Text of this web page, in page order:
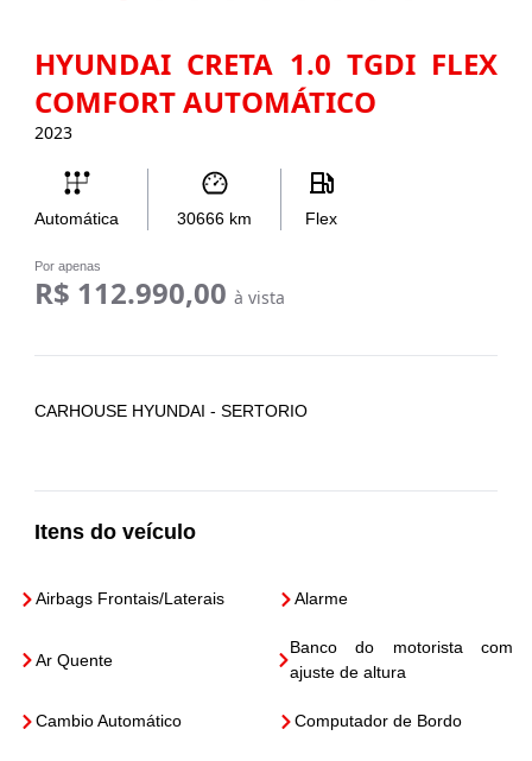
HYUNDAI CRETA 1.0 TGDI FLEX
COMFORT AUTOMÁTICO
2023
Automática 30666 km Flex
Por apenas
R$ 112.990,00 à vista
CARHOUSE HYUNDAI - SERTORIO
Itens do veículo
Airbags Frontais/Laterais Alarme
Ar Quente
Banco do motorista com
ajuste de altura
Cambio Automático Computador de Bordo